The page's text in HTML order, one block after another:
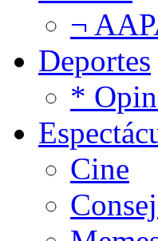
¬
Deportes
*
Cine